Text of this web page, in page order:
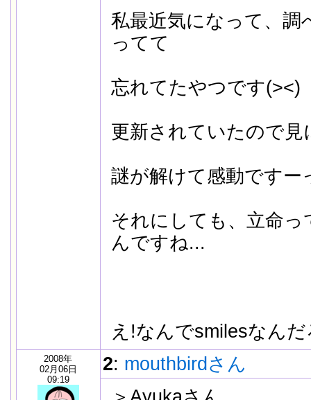
私最近気になって、調
ってて
忘れてたやつです(><)
更新されていたので見
謎が解けて感動です
それにしても、立命
んですね...
え!なんでsmilesなん
2008年
02月06日
09:19
2: mouthbirdさん